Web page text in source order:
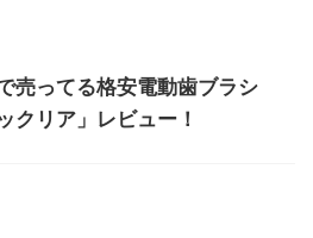
売ってる格安電動歯ブラシ
クリア」レビュー！